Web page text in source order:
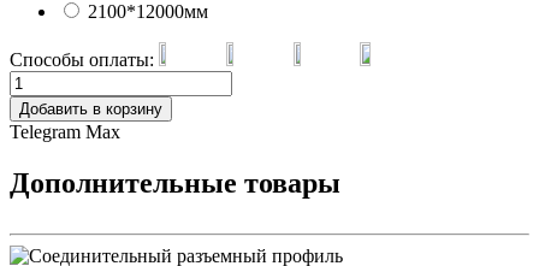
2100*12000мм
Способы оплаты:
Добавить в корзину
Telegram Max
Дополнительные товары